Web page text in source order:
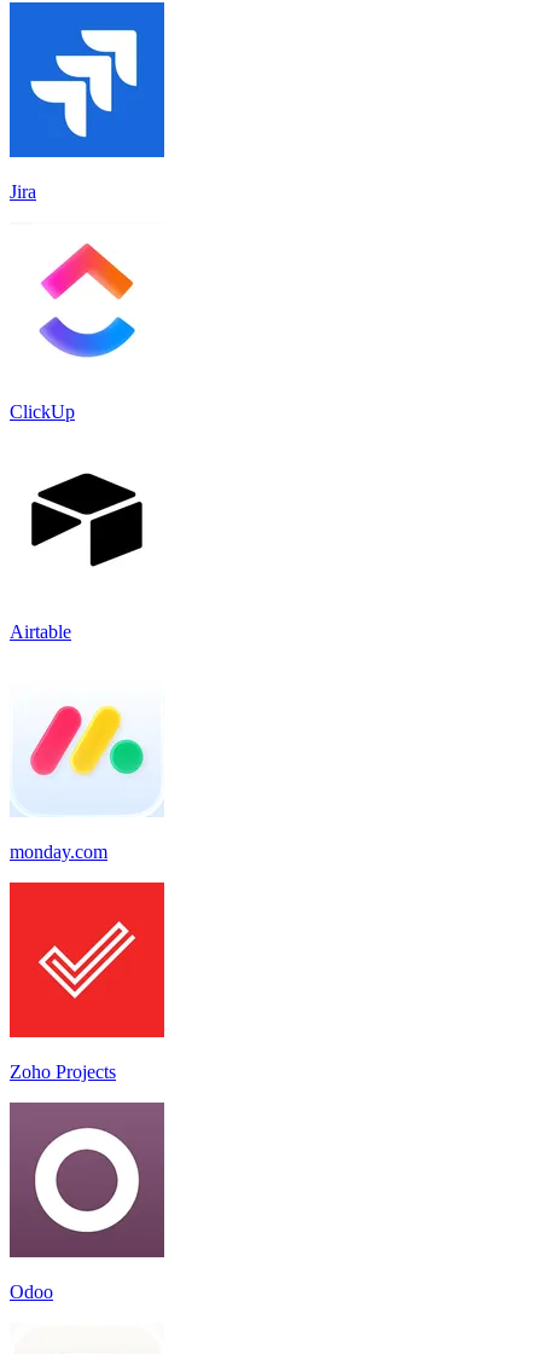
Jira
ClickUp
Airtable
monday.com
Zoho Projects
Odoo